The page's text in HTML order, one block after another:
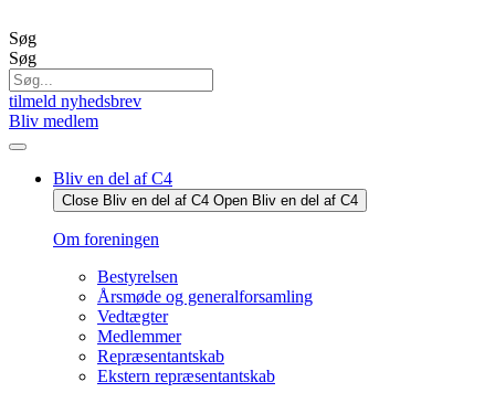
til
indhold
Søg
Søg
tilmeld nyhedsbrev
Bliv medlem
Bliv en del af C4
Close Bliv en del af C4 Open Bliv en del af C4
Om foreningen
Bestyrelsen
Årsmøde og generalforsamling
Vedtægter
Medlemmer
Repræsentantskab
Ekstern repræsentantskab